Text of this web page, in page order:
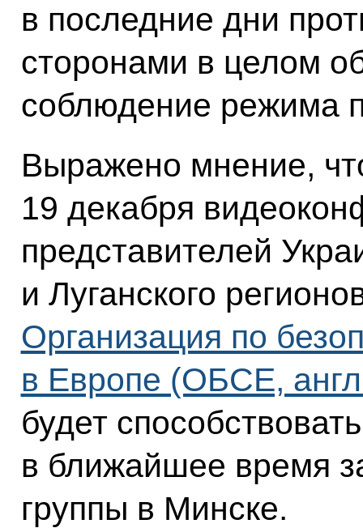
в последние дни
сторонами в целом
соблюдение режима
Выражено мнение,
19 декабря
представителей
и Луганского
Организация по
в Европе (ОБСЕ,
будет
в ближайшее время
группы в Минске.